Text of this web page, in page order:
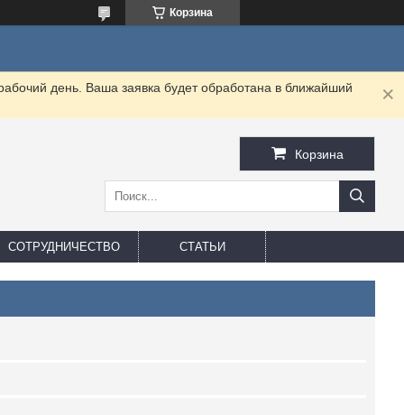
Корзина
день. Ваша заявка будет обработана в ближайший
Корзина
СОТРУДНИЧЕСТВО СТАТЬИ